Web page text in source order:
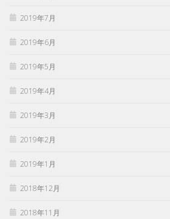
2019年7月
2019年6月
2019年5月
2019年4月
2019年3月
2019年2月
2019年1月
2018年12月
2018年11月